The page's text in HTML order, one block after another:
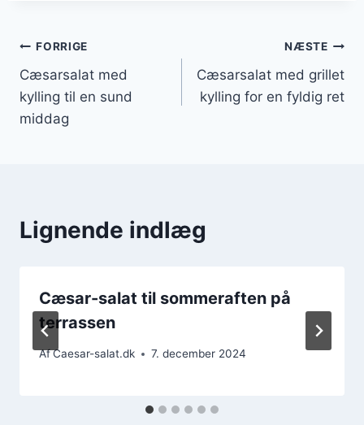
Indlægsnavigation
FORRIGE
Cæsarsalat med
kylling til en sund
middag
NÆSTE
Cæsarsalat med grillet
kylling for en fyldig ret
Lignende indlæg
Cæsar-salat til sommeraften på
terrassen
AfCaesar-salat.dk 7. december 2024